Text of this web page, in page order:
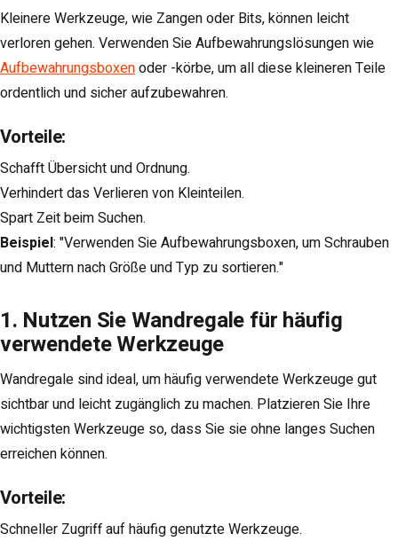
Kleinere Werkzeuge, wie Zangen oder Bits, können leicht
verloren gehen. Verwenden Sie Aufbewahrungslösungen wie
Aufbewahrungsboxenoder -körbe, um all diese kleineren Teile
ordentlich und sicher aufzubewahren.
Vorteile:
Schafft Übersicht und Ordnung.
Verhindert das Verlieren von Kleinteilen.
Spart Zeit beim Suchen.
Beispiel: "Verwenden Sie Aufbewahrungsboxen, um Schrauben
und Muttern nach Größe und Typ zu sortieren."
1. Nutzen Sie Wandregale für häufig
verwendete Werkzeuge
Wandregale sind ideal, um häufig verwendete Werkzeuge gut
sichtbar und leicht zugänglich zu machen. Platzieren Sie Ihre
wichtigsten Werkzeuge so, dass Sie sie ohne langes Suchen
erreichen können.
Vorteile:
Schneller Zugriff auf häufig genutzte Werkzeuge.